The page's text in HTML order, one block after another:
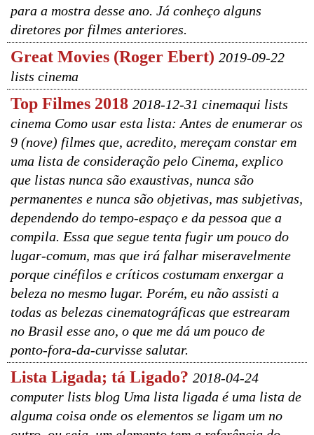
para a mostra desse ano. Já conheço alguns
diretores por filmes anteriores.
Great Movies (Roger Ebert) 2019-09-22
lists cinema
Top Filmes 2018 2018-12-31 cinemaqui lists
cinema Como usar esta lista: Antes de enumerar os
9 (nove) filmes que, acredito, mereçam constar em
uma lista de consideração pelo Cinema, explico
que listas nunca são exaustivas, nunca são
permanentes e nunca são objetivas, mas subjetivas,
dependendo do tempo-espaço e da pessoa que a
compila. Essa que segue tenta fugir um pouco do
lugar-comum, mas que irá falhar miseravelmente
porque cinéfilos e críticos costumam enxergar a
beleza no mesmo lugar. Porém, eu não assisti a
todas as belezas cinematográficas que estrearam
no Brasil esse ano, o que me dá um pouco de
ponto-fora-da-curvisse salutar.
Lista Ligada; tá Ligado? 2018-04-24
computer lists blog Uma lista ligada é uma lista de
alguma coisa onde os elementos se ligam um no